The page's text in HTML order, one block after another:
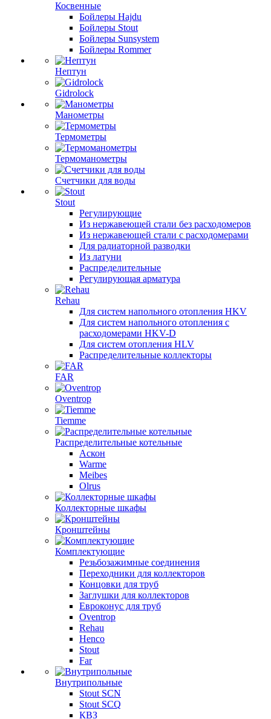
Косвенные
Бойлеры Hajdu
Бойлеры Stout
Бойлеры Sunsystem
Бойлеры Rommer
Нептун
Gidrolock
Манометры
Термометры
Термоманометры
Счетчики для воды
Stout
Регулирующие
Из нержавеющей стали без расходомеров
Из нержавеющей стали с расходомерами
Для радиаторной разводки
Из латуни
Распределительные
Регулирующая арматура
Rehau
Для систем напольного отопления HKV
Для систем напольного отопления с
расходомерами HKV-D
Для систем отопления HLV
Распределительные коллекторы
FAR
Oventrop
Tiemme
Распределительные котельные
Аскон
Warme
Meibes
Olrus
Коллекторные шкафы
Кронштейны
Комплектующие
Резьбозажимные соединения
Переходники для коллекторов
Концовки для труб
Заглушки для коллекторов
Евроконус для труб
Oventrop
Rehau
Henco
Stout
Far
Внутрипольные
Stout SCN
Stout SCQ
КВЗ